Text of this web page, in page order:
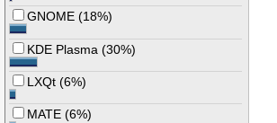
GNOME (18%)
KDE Plasma (30%)
LXQt (6%)
MATE (6%)